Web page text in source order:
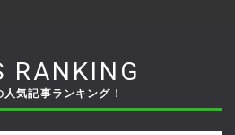
RANKING
人気記事ランキング！